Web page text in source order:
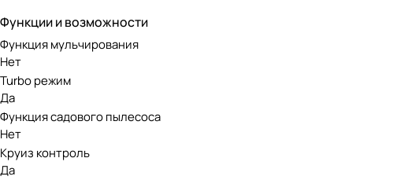
Бесщеточный двигатель DigiPro
Инструмент оснащен передовым бесщеточным двигателем. Такой
нуждается в сложном обслуживании, при этом экологичен и
Аккумуляторная линейка Greenworks 40V
Функции и возможности
Функция мульчирования
Нет
Turbo режим
Да
Функция садового пылесоса
Нет
Круиз контроль
Да